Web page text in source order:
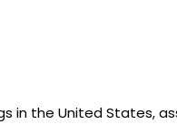
in the United States,